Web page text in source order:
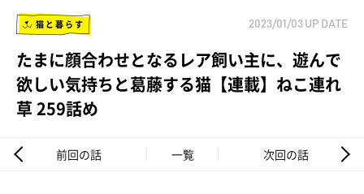
猫と暮らす 2023/01/03 UP DATE
たまに顔合わせとなるレア飼い主に、遊んで
欲しい気持ちと葛藤する猫【連載】ねこ連れ
草 259話め
前回の話 一覧 次回の話